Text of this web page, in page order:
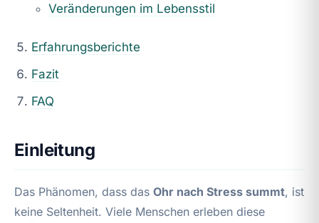
Veränderungen im Lebensstil
Erfahrungsberichte
Fazit
FAQ
Einleitung
Das Phänomen, dass das Ohr nach Stress summt, ist
keine Seltenheit. Viele Menschen erleben diese